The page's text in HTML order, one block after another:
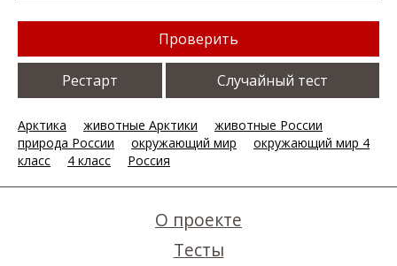
Проверить
Рестарт Случайный тест
Арктика животные Арктики
животные России
природа России
окружающий мир
окружающий мир 4
класс
4 класс Россия
О проекте
Тесты